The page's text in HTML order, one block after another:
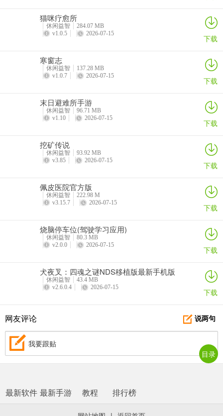
猫咪疗愈所
休闲益智
284.07 MB
v1.0.5
2026-07-15 下载
寒窗志
休闲益智
137.28 MB
v1.0.7
2026-07-15 下载
末日避难所手游
休闲益智
96.71 MB
v1.10
2026-07-15 下载
挖矿传说
休闲益智
93.92 MB
v3.85
2026-07-15 下载
佩皮医院官方版
休闲益智
222.98 M
v3.15.7
2026-07-15 下载
烧脑停车位(驾驶学习应用)
休闲益智
80.3 MB
v2.0.0
2026-07-15 下载
犬夜叉：四魂之谜NDS移植版最新手机版
休闲益智
43.4 MB
v2.6.0.4
2026-07-15 下载
说两句
网友评论
我要跟贴
最新软件 最新手游 教程 排行榜
目录